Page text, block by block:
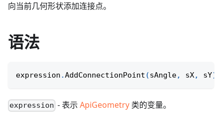
向当前几何形状添加连接点。
语法
expression .AddConnectionPoint (sAngle, sX, sY)
expression - 表示ApiGeometry 类的变量。